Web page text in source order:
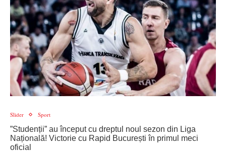
Slider Sport
”Studenții” au început cu dreptul noul sezon din Liga
Națională! Victorie cu Rapid București în primul meci
oficial